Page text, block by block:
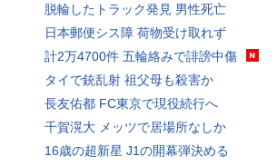
脱輪したトラック発見 男性死亡
日本郵便シス障 荷物受け取れず
計2万4700件 五輪絡みで誹謗中傷
タイで銃乱射 祖父母も殺害か
長友佑都 FC東京で現役続行へ
千賀滉大 メッツで居場所なしか
16歳の超新星 J1の開幕弾決める